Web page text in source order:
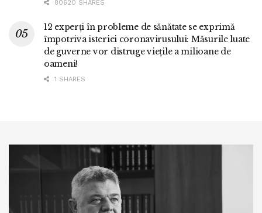
80620 SHARES
12 experți în probleme de sănătate se exprimă
împotriva isteriei coronavirusului: Măsurile luate
de guverne vor distruge viețile a milioane de
oameni!
1 SHARES